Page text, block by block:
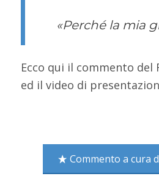
«Perché la mia
Ecco qui il commento del
ed il video di
Commento a cura